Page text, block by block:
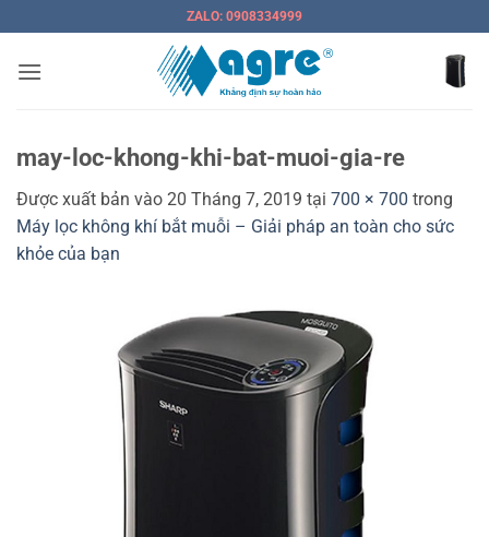
nội
ZALO: 0908334999
may-loc-khong-khi-bat-muoi-gia-re
Được xuất bản vào 20 Tháng 7, 2019 tại 700 × 700 trong
Máy lọc không khí bắt muỗi – Giải pháp an toàn cho sức
khỏe của bạn